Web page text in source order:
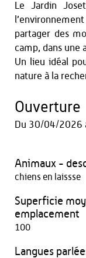
Le Jardin
partager des
camp, dans une
Un lieu idéal
nature à la
Ouverture
Du 30/04/2026
Animaux -
chiens en laissse
Superficie
emplacement
100
Langues